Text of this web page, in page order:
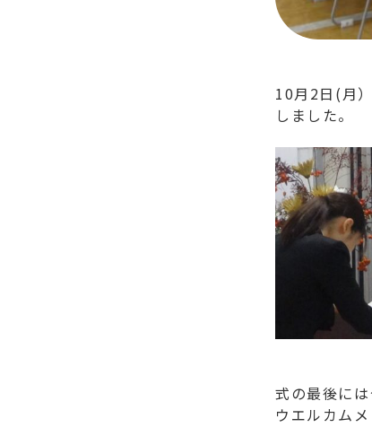
10月2日(月
しました。
式の最後に
ウエルカム